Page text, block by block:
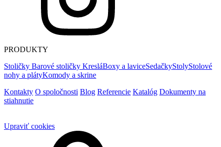
PRODUKTY
Stoličky Barové stoličky KresláBoxy a laviceSedačkyStolyStolové
nohy a plátyKomody a skrine
Kontakty O spoločnosti Blog Referencie Katalóg Dokumenty na
stiahnutie
Upraviť cookies